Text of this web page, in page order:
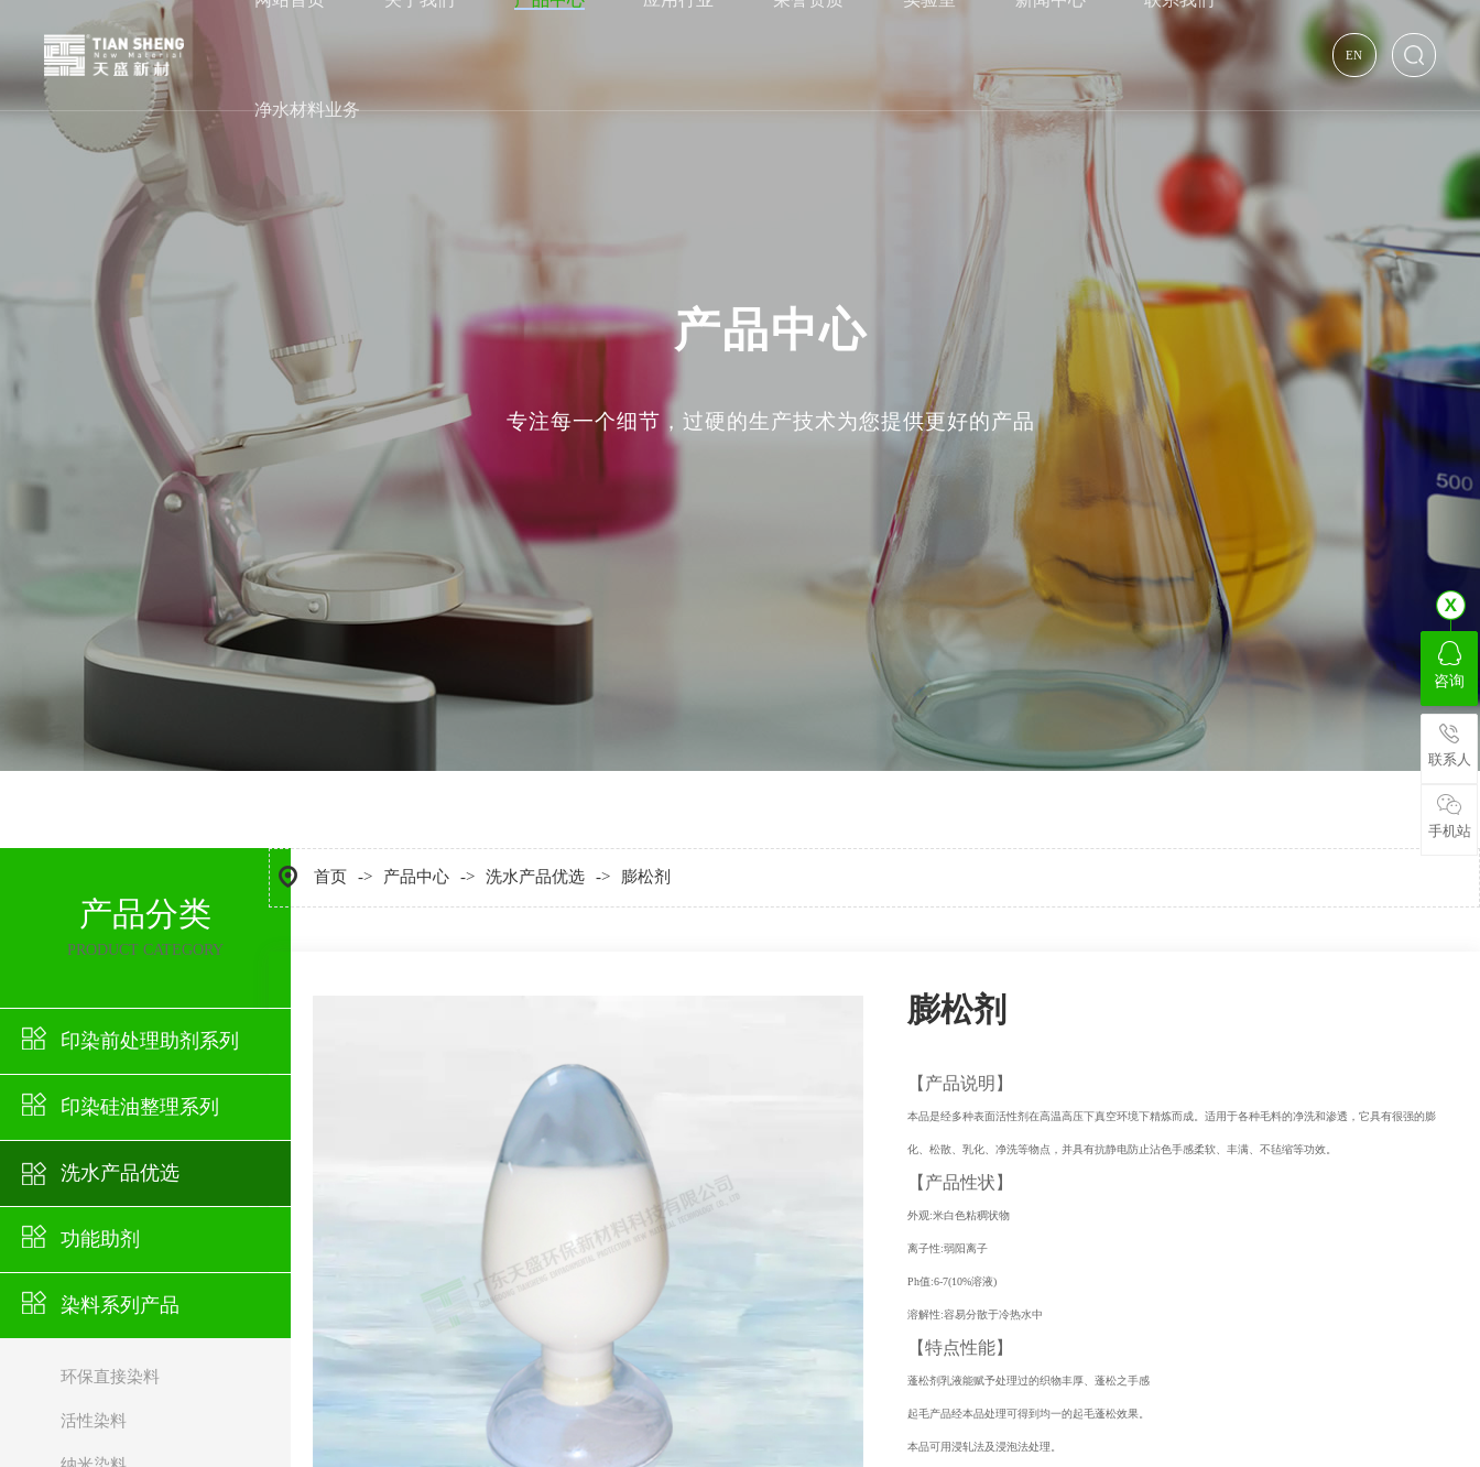
净水材料业务
EN
产品中心
专注每一个细节，过硬的生产技术为您提供更好的产品
产品分类
PRODUCT CATEGORY
印染前处理助剂系列
印染硅油整理系列
洗水产品优选
功能助剂
染料系列产品
环保直接染料
活性染料
首页 产品中心 洗水产品优选 膨松剂
膨松剂
【产品说明】
本品是经多种表面活性剂在高温高压下真空环境下精炼而成。适用于各种毛料的净洗和渗透，它具有很强的膨
化、松散、乳化、净洗等物点，并具有抗静电防止沾色手感柔软、丰满、不毡缩等功效。
【产品性状】
外观:米白色粘稠状物
离子性:弱阳离子
Ph值:6-7(10%溶液)
溶解性:容易分散于冷热水中
【特点性能】
蓬松剂乳液能赋予处理过的织物丰厚、蓬松之手感
起毛产品经本品处理可得到均一的起毛蓬松效果。
本品可用浸轧法及浸泡法处理。
咨询
联系人
手机站